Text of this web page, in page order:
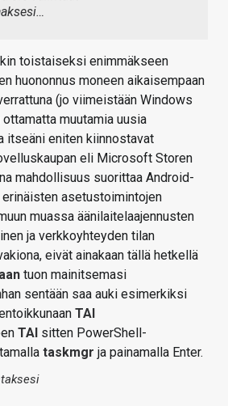
toistaiseksi enimmäkseen
huononnus moneen aikaisempaan
(jo viimeistään Windows
muutamia uusia
itseäni eniten kiinnostavat
eli Microsoft Storen
mahdollisuus suorittaa Android-
asetustoimintojen
muassa äänilaitelaajennusten
ja verkkoyhteyden tilan
eivät ainakaan tällä hetkellä
tuon mainitsemasi
han sentään saa auki esimerkiksi
TAI
TAI sitten PowerShell-
taskmgr ja painamalla Enter.